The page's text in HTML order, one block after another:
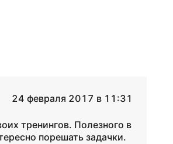
24 февраля 2017 в 11:31
тренингов. Полезного в
порешать задачки.